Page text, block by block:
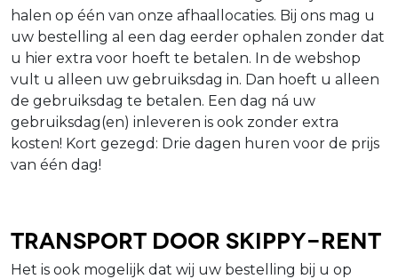
halen op één van onze afhaallocaties. Bij ons mag u
uw bestelling al een dag eerder ophalen zonder dat
u hier extra voor hoeft te betalen. In de webshop
vult u alleen uw gebruiksdag in. Dan hoeft u alleen
de gebruiksdag te betalen. Een dag ná uw
gebruiksdag(en) inleveren is ook zonder extra
kosten! Kort gezegd: Drie dagen huren voor de prijs
van één dag!
Transport door Skippy-Rent
Het is ook mogelijk dat wij uw bestelling bij u op